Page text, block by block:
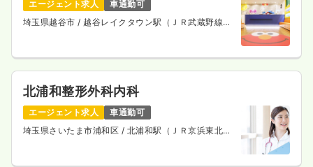
エージェント求人
車通勤可
埼玉県越谷市/ 越谷レイクタウン駅（ＪＲ武蔵野線）
北浦和整形外科内科
エージェント求人
車通勤可
埼玉県さいたま市浦和区 / 北浦和駅（ＪＲ京浜東北